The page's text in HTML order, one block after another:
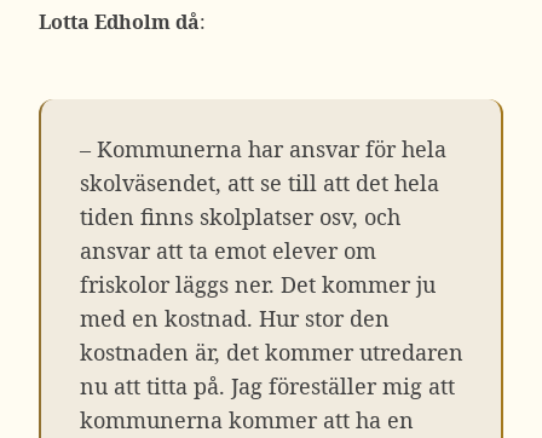
Lotta Edholm då:
– Kommunerna har ansvar för hela
skolväsendet, att se till att det hela
tiden finns skolplatser osv, och
ansvar att ta emot elever om
friskolor läggs ner. Det kommer ju
med en kostnad. Hur stor den
kostnaden är, det kommer utredaren
nu att titta på. Jag föreställer mig att
kommunerna kommer att ha en